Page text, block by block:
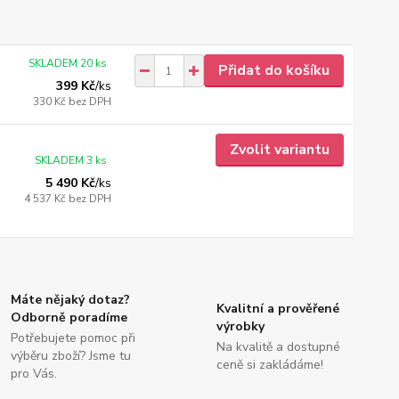
399 Kč/ks
330 Kč bez DPH
SKLADEM 20 ks Přidat do košíku
5 490 Kč/ks
4 537 Kč bez DPH
SKLADEM 3 ks
Zvolit variantu
Máte nějaký dotaz?
Odborně poradíme
Potřebujete pomoc při
výběru zboží? Jsme tu
pro Vás.
Kvalitní a prověřené
výrobky
Na kvalitě a dostupné
ceně si zakládáme!